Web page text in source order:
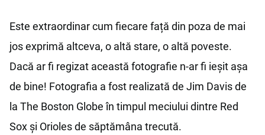
Este extraordinar cum fiecare față din poza de mai
jos exprimă altceva, o altă stare, o altă poveste.
Dacă ar fi regizat această fotografie n-ar fi ieșit așa
de bine! Fotografia a fost realizată de Jim Davis de
la The Boston Globe în timpul meciului dintre Red
Sox și Orioles de săptămâna trecută.